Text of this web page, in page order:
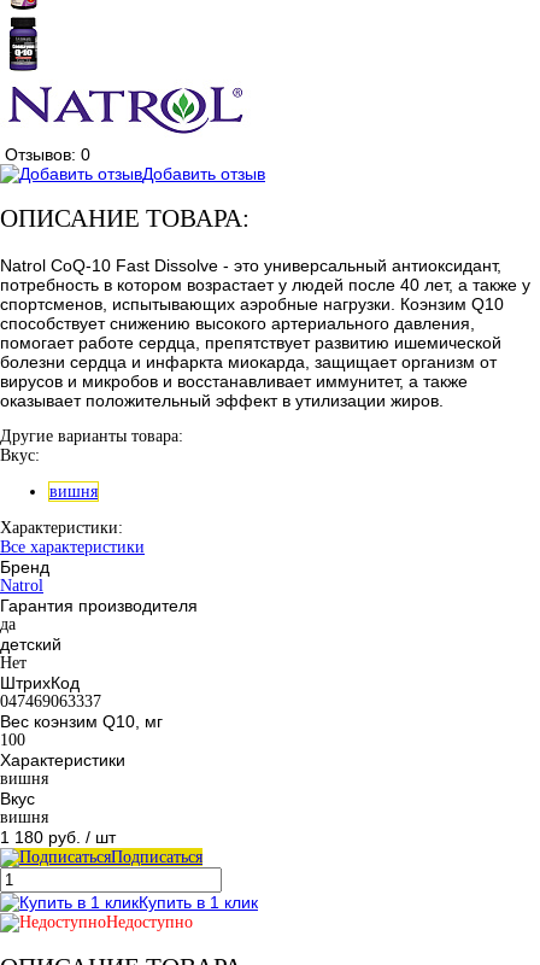
Отзывов: 0
Добавить отзыв
ОПИСАНИЕ ТОВАРА:
Natrol CoQ-10 Fast Dissolve - это универсальный антиоксидант,
потребность в котором возрастает у людей после 40 лет, а также у
спортсменов, испытывающих аэробные нагрузки. Коэнзим Q10
способствует снижению высокого артериального давления,
помогает работе сердца, препятствует развитию ишемической
болезни сердца и инфаркта миокарда, защищает организм от
вирусов и микробов и восстанавливает иммунитет, а также
оказывает положительный эффект в утилизации жиров.
Другие варианты товара:
Вкус:
вишня
Характеристики:
Все характеристики
Бренд
Natrol
Гарантия производителя
да
детский
Нет
ШтрихКод
047469063337
Вес коэнзим Q10, мг
100
Характеристики
вишня
Вкус
вишня
1 180 руб. / шт
Подписаться
Купить в 1 клик
Недоступно